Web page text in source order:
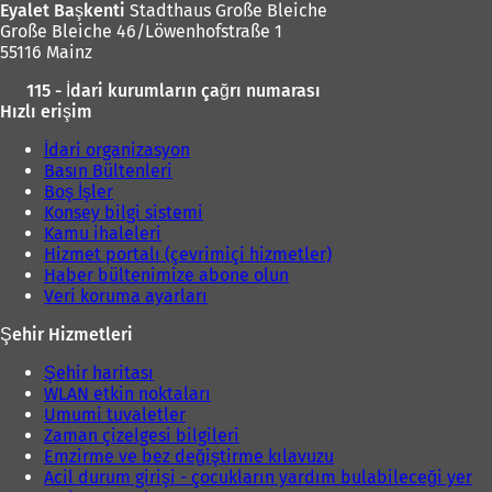
Eyalet Başkenti Stadthaus Große Bleiche
Große Bleiche 46/Löwenhofstraße 1
55116 Mainz
115 - İdari kurumların çağrı numarası
Hızlı erişim
İdari organizasyon
Basın Bültenleri
Boş İşler
Konsey bilgi sistemi
Kamu ihaleleri
Hizmet portalı (çevrimiçi hizmetler)
Haber bültenimize abone olun
Veri koruma ayarları
Şehir Hizmetleri
Şehir haritası
WLAN etkin noktaları
Umumi tuvaletler
Zaman çizelgesi bilgileri
Emzirme ve bez değiştirme kılavuzu
Acil durum girişi - çocukların yardım bulabileceği yer